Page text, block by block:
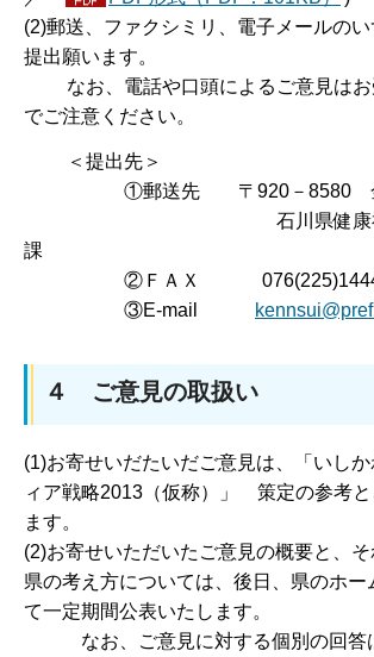
(2)郵送、ファクシミリ、電子メールの
提出願います。
なお、電話や口頭によるご意見はお
でご注意ください。
＜提出先＞
①郵送先 〒920－8580 金
石川県健康福祉部
課
②ＦＡＸ
③E-mail
４ ご意見の取扱い
(1)お寄せいだたいだご意見は、「いし
ィア戦略2013（仮称）」 策定の参考と
ます。
(2)お寄せいただいたご意見の概要と、そ
県の考え方については、後日、県のホー
て一定期間公表いたします。
なお、ご意見に対する個別の回答